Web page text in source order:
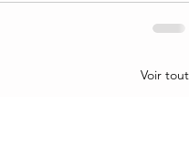
Voir tout